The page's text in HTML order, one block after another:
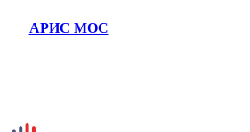
АРИС МОС